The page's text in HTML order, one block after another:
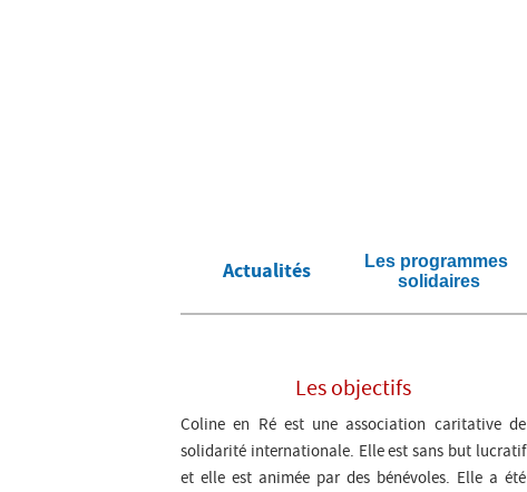
Actualités
Les programmes
solidaires
change
leur
vie
Les objectifs
Coline en Ré est une association caritative de
solidarité internationale. Elle est sans but lucratif
et elle est animée par des bénévoles. Elle a été